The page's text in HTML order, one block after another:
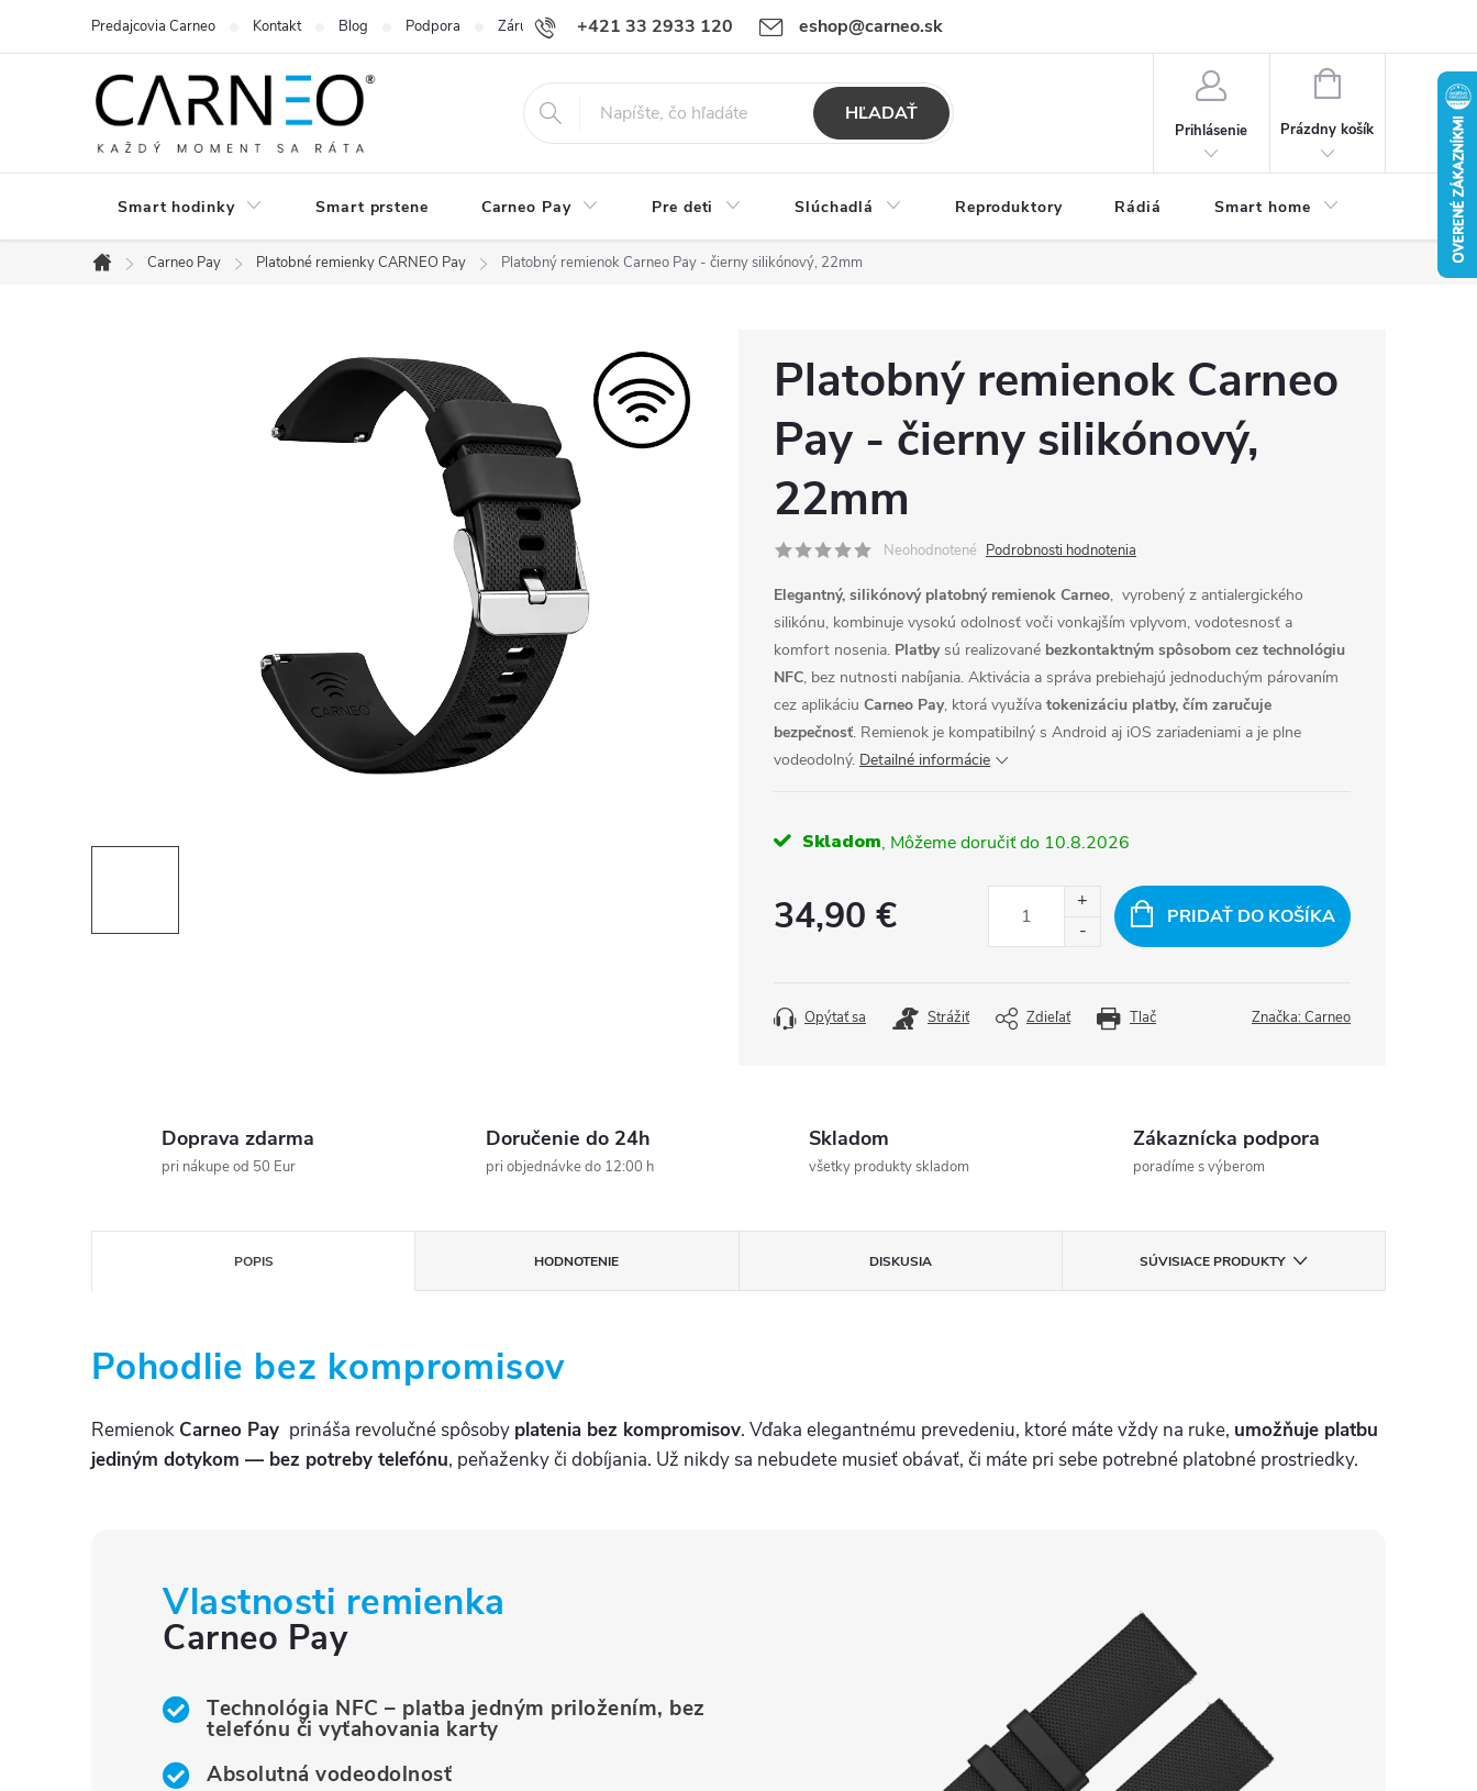
+421 33 2933 120 eshop@carneo.sk
Predajcovia Carneo Kontakt Blog Podpora Záručný a pozáručný servis Carneo Obchodné podmienky Ochrana osobných údajov
HĽADAŤ
Prihlásenie
NÁKUPNÝ
Prázdny košík
Smart hodinky Smart prstene Carneo Pay Pre deti Slúchadlá Reproduktory Rádiá Smart home Kamery
Domov
Carneo Pay Platobné remienky CARNEO Pay Platobný remienok Carneo Pay - čierny silikónový, 22mm
Platobný remienok Carneo
Pay - čierny silikónový,
22mm
Neohodnotené Podrobnosti hodnotenia
Elegantný, silikónový platobný remienok Carneo, vyrobený z antialergického
silikónu, kombinuje vysokú odolnosť voči vonkajším vplyvom, vodotesnosť a
komfort nosenia. Platbysú realizované bezkontaktným spôsobom cez technológiu
NFC, bez nutnosti nabíjania. Aktivácia a správa prebiehajú jednoduchým párovaním
cez aplikáciu Carneo Pay, ktorá využíva tokenizáciu platby, čím zaručuje
bezpečnosť. Remienok je kompatibilný s Android aj iOS zariadeniami a je plne
vodeodolný. Detailné informácie
Skladom 10.8.2026
34,90 € PRIDAŤ DO KOŠÍKA
Tlač
Opýtať sa Strážiť Zdieľať Značka:Carneo
Doprava zdarma
pri nákupe od 50 Eur
Doručenie do 24h
pri objednávke do 12:00 h
Skladom
všetky produkty skladom
Zákaznícka podpora
poradíme s výberom
POPIS HODNOTENIE DISKUSIA SÚVISIACE PRODUKTY
Pohodlie bez kompromisov
Remienok Carneo Pay prináša revolučné spôsoby platenia bez kompromisov. Vďaka elegantnému prevedeniu, ktoré máte vždy na ruke, umožňuje platbu
jediným dotykom — bez potreby telefónu, peňaženky či dobíjania. Už nikdy sa nebudete musieť obávať, či máte pri sebe potrebné platobné prostriedky.
Vlastnosti remienka
Carneo Pay
Technológia NFC – platba jedným priložením, bez
telefónu či vyťahovania karty
Absolutná vodeodolnosť